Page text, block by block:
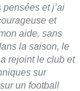
et j’ai
et
aide, sans
la saison, le
rejoint le club et
sur
un football